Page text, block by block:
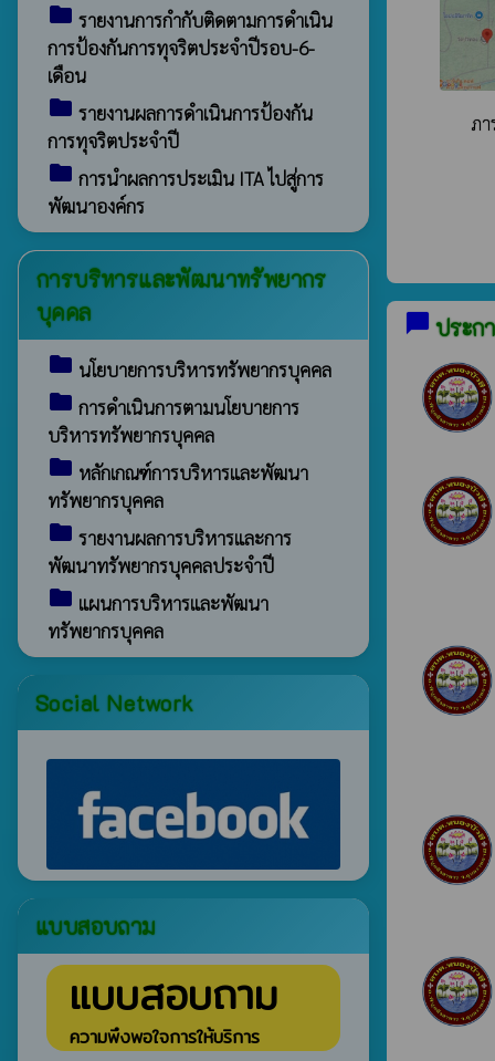
folder รายงานการกำกับติดตามการดำเนิน
การป้องกันการทุจริตประจำปีรอบ-6-
เดือน
folder รายงานผลการดำเนินการป้องกัน
การทุจริตประจำปี
folder การนำผลการประเมิน ITA ไปสู่การ
พัฒนาองค์กร
การบริหารและพัฒนาทรัพยากร
บุคคล
folder นโยบายการบริหารทรัพยากรบุคคล
folder การดำเนินการตามนโยบายการ
บริหารทรัพยากรบุคคล
folder หลักเกณฑ์การบริหารและพัฒนา
ทรัพยากรบุคคล
folder รายงานผลการบริหารและการ
พัฒนาทรัพยากรบุคคลประจำปี
folder แผนการบริหารและพัฒนา
ทรัพยากรบุคคล
Social Network
แบบสอบถาม
แบบสอบถาม
ความพึงพอใจการให้บริการ
ภ
chat_bubble ประก